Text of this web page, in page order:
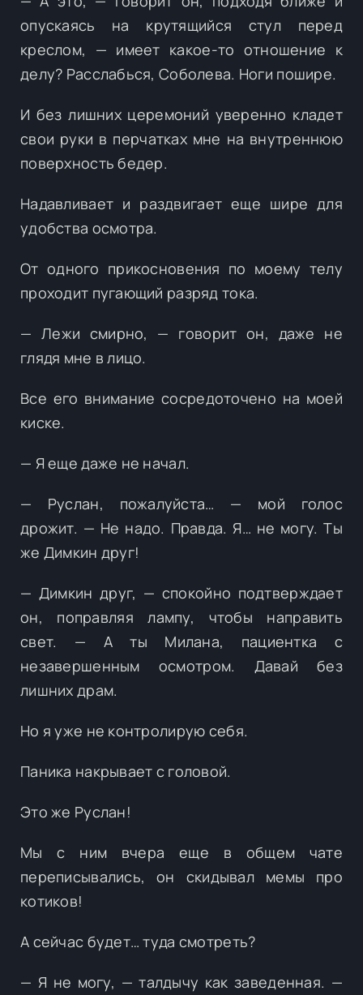
опускаясь на крутящийся стул перед
креслом, — имеет какое-то отношение к
делу? Расслабься, Соболева. Ноги пошире.
И без лишних церемоний уверенно кладет
свои руки в перчатках мне на внутреннюю
поверхность бедер.
Надавливает и раздвигает еще шире для
удобства осмотра.
От одного прикосновения по моему телу
проходит пугающий разряд тока.
— Лежи смирно, — говорит он, даже не
глядя мне в лицо.
Все его внимание сосредоточено на моей
киске.
— Я еще даже не начал.
— Руслан, пожалуйста… — мой голос
дрожит. — Не надо. Правда. Я… не могу. Ты
же Димкин друг!
— Димкин друг, — спокойно подтверждает
он, поправляя лампу, чтобы направить
свет. — А ты Милана, пациентка с
незавершенным осмотром. Давай без
лишних драм.
Но я уже не контролирую себя.
Паника накрывает с головой.
Это же Руслан!
Мы с ним вчера еще в общем чате
переписывались, он скидывал мемы про
котиков!
А сейчас будет… туда смотреть?
— Я не могу, — талдычу как заведенная. —